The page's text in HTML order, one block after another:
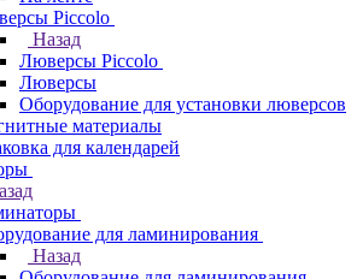
Piccolo
Назад
Люверсы Piccolo
Люверсы
Оборудование для установки люверсов
материалы
для календарей
для ламинирования
Назад